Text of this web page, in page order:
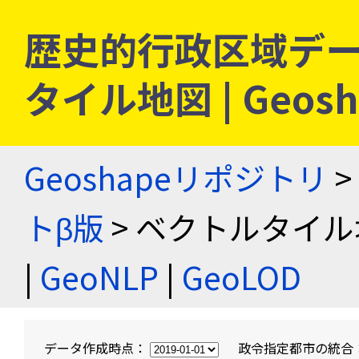
歴史的行政区域デ
タイル地図 |
Geoshapeリポジトリ >
トβ版 > ベクトルタイ
| GeoNLP | GeoLOD
データ作成時点： 政令指定都市の統